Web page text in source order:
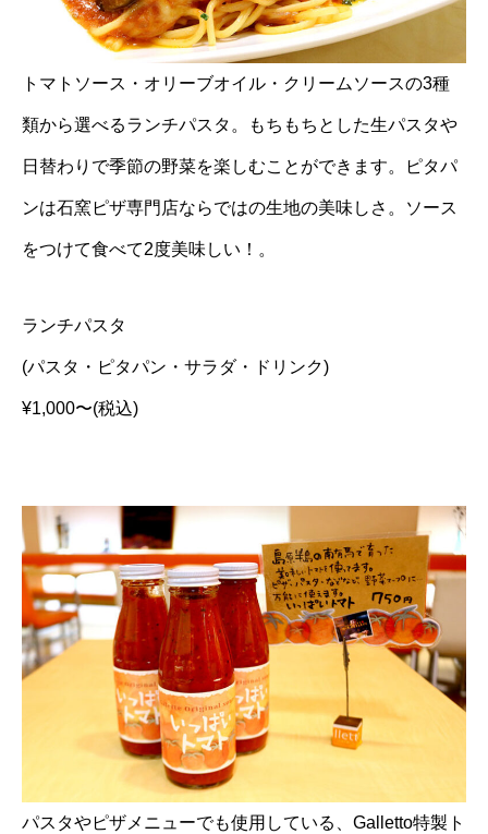
トマトソース・オリーブオイル・クリームソースの3種
類から選べるランチパスタ。もちもちとした生パスタや
日替わりで季節の野菜を楽しむことができます。ピタパ
ンは石窯ピザ専門店ならではの生地の美味しさ。ソース
をつけて食べて2度美味しい！。
ランチパスタ
(パスタ・ピタパン・サラダ・ドリンク)
¥1,000〜(税込)
パスタやピザメニューでも使用している、Galletto特製ト